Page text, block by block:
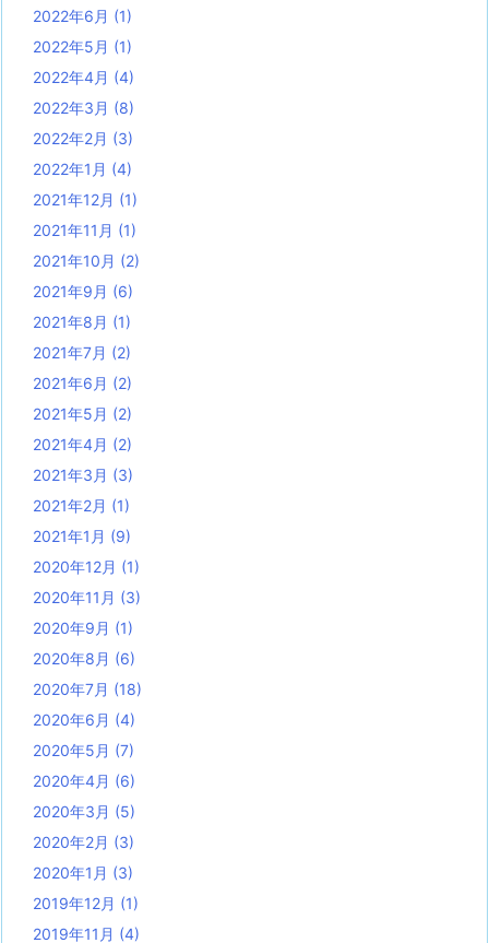
2022年6月 (1)
2022年5月 (1)
2022年4月 (4)
2022年3月 (8)
2022年2月 (3)
2022年1月 (4)
2021年12月 (1)
2021年11月 (1)
2021年10月 (2)
2021年9月 (6)
2021年8月 (1)
2021年7月 (2)
2021年6月 (2)
2021年5月 (2)
2021年4月 (2)
2021年3月 (3)
2021年2月 (1)
2021年1月 (9)
2020年12月 (1)
2020年11月 (3)
2020年9月 (1)
2020年8月 (6)
2020年7月 (18)
2020年6月 (4)
2020年5月 (7)
2020年4月 (6)
2020年3月 (5)
2020年2月 (3)
2020年1月 (3)
2019年12月 (1)
2019年11月 (4)